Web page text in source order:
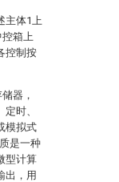
主体1上
控箱上
控制按
器，
时、
模拟式
是一种
型计算
出，用